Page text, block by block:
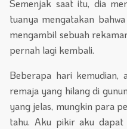
Semenjak saat itu, dia
tuanya mengatakan
mengambil sebuah
pernah lagi kembali.
Beberapa hari kemudian,
remaja yang hilang di
yang jelas, mungkin para
tahu. Aku pikir aku dapat